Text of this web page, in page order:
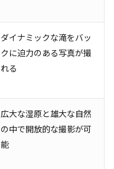
ダイナミックな滝をバッ
クに迫力のある写真が撮
れる
広大な湿原と雄大な自然
の中で開放的な撮影が可
能